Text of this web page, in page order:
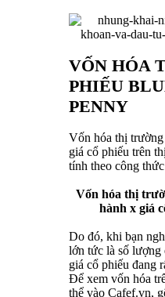
VỐN HÓA
PHIẾU
PENNY
Vốn hóa thị
giá cổ phiếu trên
tính theo công
Vốn hóa thị
hành x giá
Do đó, khi bạn
lớn tức là số lượng
giá cổ phiếu đang
Để xem vốn hóa
thể vào Cafef.vn,